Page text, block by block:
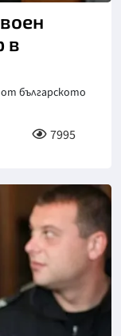
в
от българското
7995